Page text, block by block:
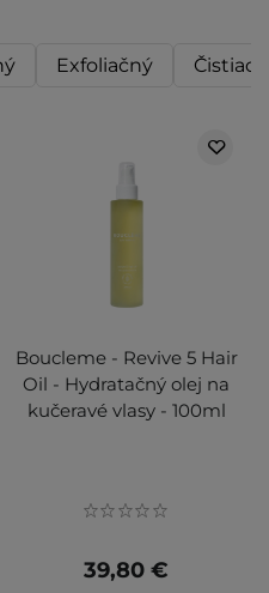
Exfoliačný Čistiaci
Boucleme - Revive 5 Hair
Oil - Hydratačný olej na
kučeravé vlasy - 100ml
39,80 €